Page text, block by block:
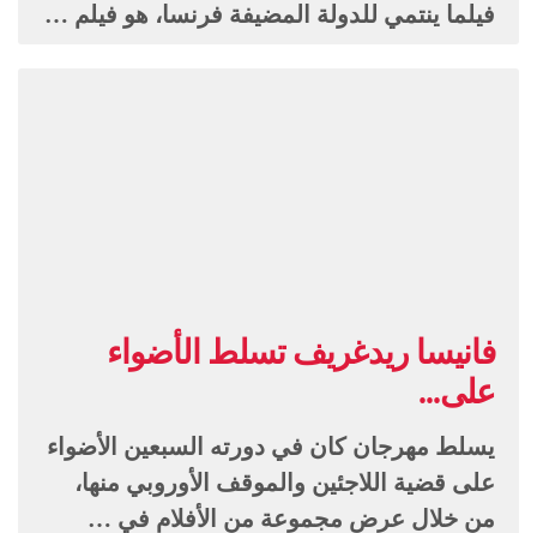
فيلما ينتمي للدولة المضيفة فرنسا، هو فيلم …
فانيسا ريدغريف تسلط الأضواء
على...
يسلط مهرجان كان في دورته السبعين الأضواء
على قضية اللاجئين والموقف الأوروبي منها،
من خلال عرض مجموعة من الأفلام في …